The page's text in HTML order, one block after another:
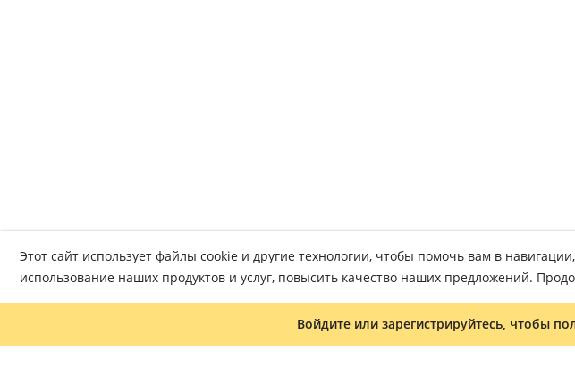
Войдите или зарегистрируйтесь, чтобы
Этот сайт использует файлы cookie и другие технологии, чтобы помочь вам в
использование наших продуктов и услуг, повысить качество наших предложений.